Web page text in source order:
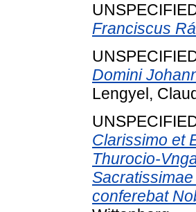
Franciscus
Domini
Lengyel,
Clarissimo et
Thurocio-
conferebat